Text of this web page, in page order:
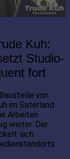
Kuh:
Studio-
fort
von
im Saterland
Arbeiten
weiter. Der
sich